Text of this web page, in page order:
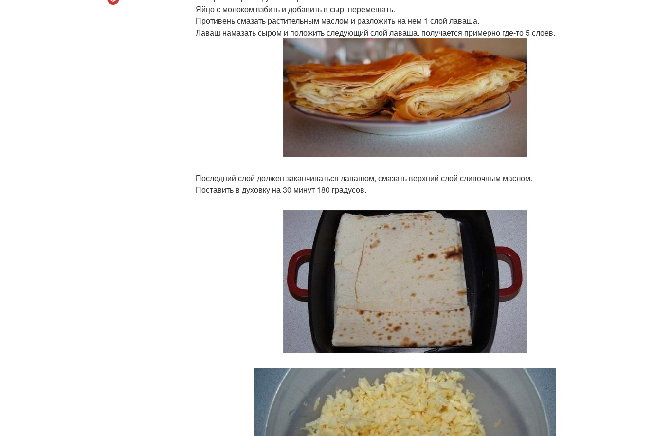
Яйцо с молоком взбить и добавить в сыр, перемешать.
Противень смазать растительным маслом и разложить на нем 1 слой лаваша.
Лаваш намазать сыром и положить следующий слой лаваша, получается примерно где-то 5 слоев.
Последний слой должен заканчиваться лавашом, смазать верхний слой сливочным маслом.
Поставить в духовку на 30 минут 180 градусов.